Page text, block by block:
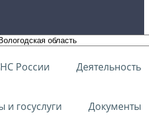
России Деятельность
и госуслуги Документы